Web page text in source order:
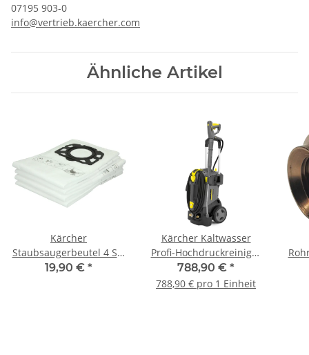
07195 903-0
info@vertrieb.kaercher.com
Ähnliche Artikel
Kärcher
Staubsaugerbeutel 4 Stk
für alle Modelle der MV4
19,90 € *
Kärcher Kaltwasser
Profi-Hochdruckreiniger
HD 5/12 C 1.520-900.0
788,90 € *
788,90 € pro 1 Einheit